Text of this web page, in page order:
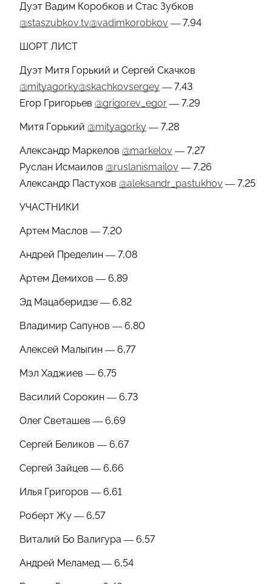
Дуэт Вадим Коробков и Стас Зубков
@staszubkov.tv@vadimkorobkov — 7,94
ШОРТ ЛИСТ
Дуэт Митя Горький и Сергей Скачков
@mityagorky@skachkovsergey — 7,43
Егор Григорьев @grigorev_egor — 7,29
Митя Горький @mityagorky — 7,28
Александр Маркелов @markelov — 7,27
Руслан Исмаилов @ruslanismailov — 7,26
Александр Пастухов @aleksandr_pastukhov — 7,25
УЧАСТНИКИ
Артем Маслов — 7,20
Андрей Пределин — 7,08
Артем Демихов — 6,89
Эд Мацаберидзе — 6,82
Владимир Сапунов — 6,80
Алексей Малыгин — 6,77
Мэл Хаджиев — 6,75
Василий Сорокин — 6,73
Олег Светашев — 6,69
Сергей Беликов — 6,67
Сергей Зайцев — 6,66
Илья Григоров — 6,61
Роберт Жу — 6,57
Виталий Бо Валигура — 6,57
Андрей Меламед — 6,54